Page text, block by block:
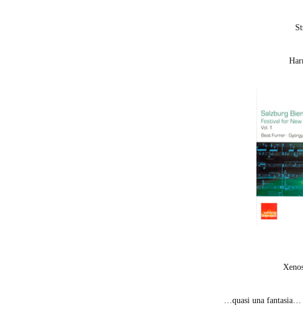
…quasi una fantasia…